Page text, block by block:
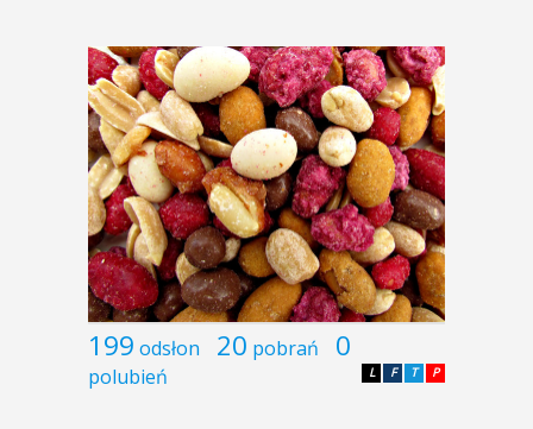
199 odsłon 20 pobrań 0
polubień P
T
F
L